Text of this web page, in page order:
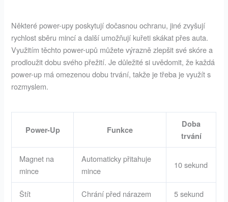
Některé power-upy poskytují dočasnou ochranu, jiné zvyšují
rychlost sběru mincí a další umožňují kuřeti skákat přes auta.
Využitím těchto power-upů můžete výrazně zlepšit své skóre a
prodloužit dobu svého přežití. Je důležité si uvědomit, že každá
power-up má omezenou dobu trvání, takže je třeba je využít s
rozmyslem.
Power-Up Funkce
Doba
trvání
Magnet na
mince
Automaticky přitahuje
mince
10 sekund
Štít Chrání před nárazem 5 sekund